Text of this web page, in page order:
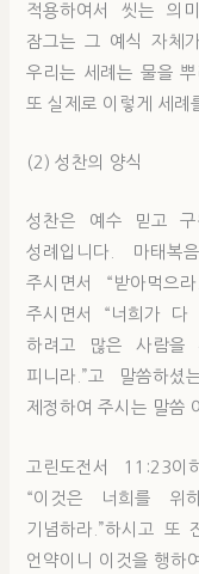
적용하여서 씻는 의
잠그는 그 예식 자체
우리는 세례는 물을
또 실제로 이렇게 세례
(2) 성찬의 양식
성찬은 예수 믿고
성례입니다. 마태
주시면서 “받아먹으
주시면서 “너희가
하려고 많은 사람
피니라.”고 말씀하
제정하여 주시는 말씀
고린도전서 11:23
“이것은 너희를
기념하라.”하시고 또
언약이니 이것을 행하